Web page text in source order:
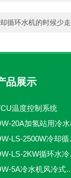
循环水机的时候少
品展示
温度控制系统
20A加氢站用冷
DW-
DW-5A冷水机